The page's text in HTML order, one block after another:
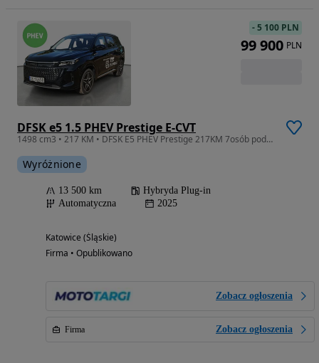
DFSK e5 1.5 PHEV Prestige E-CVT
1498 cm3 • 217 KM • DFSK E5 PHEV Prestige 217KM 7osób podemonstracyjny
Wyróżnione
13 500 km
Hybryda Plug-in
Automatyczna
2025
Katowice (Śląskie)
Firma • Opublikowano
Zobacz ogłoszenia
Firma Zobacz ogłoszenia
-5 100 PLN
99 900 PLN